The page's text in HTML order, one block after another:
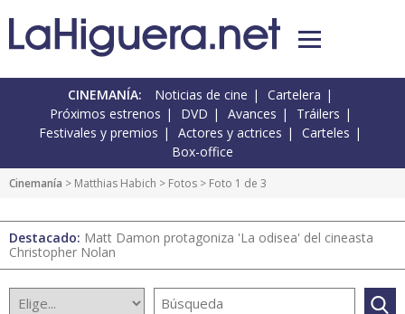
CINEMANÍA: Noticias de cine
Cartelera
Próximos estrenos
DVD Avances
Tráilers
Festivales y premios
Actores y actrices
Carteles
Box-office
Cinemanía > Matthias Habich > Fotos > Foto 1 de 3
Destacado: Matt Damon protagoniza 'La odisea' del cineasta
Christopher Nolan